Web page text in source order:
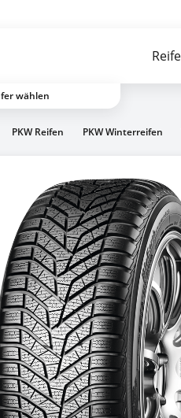
wählen
PKW Reifen PKW Winterreifen